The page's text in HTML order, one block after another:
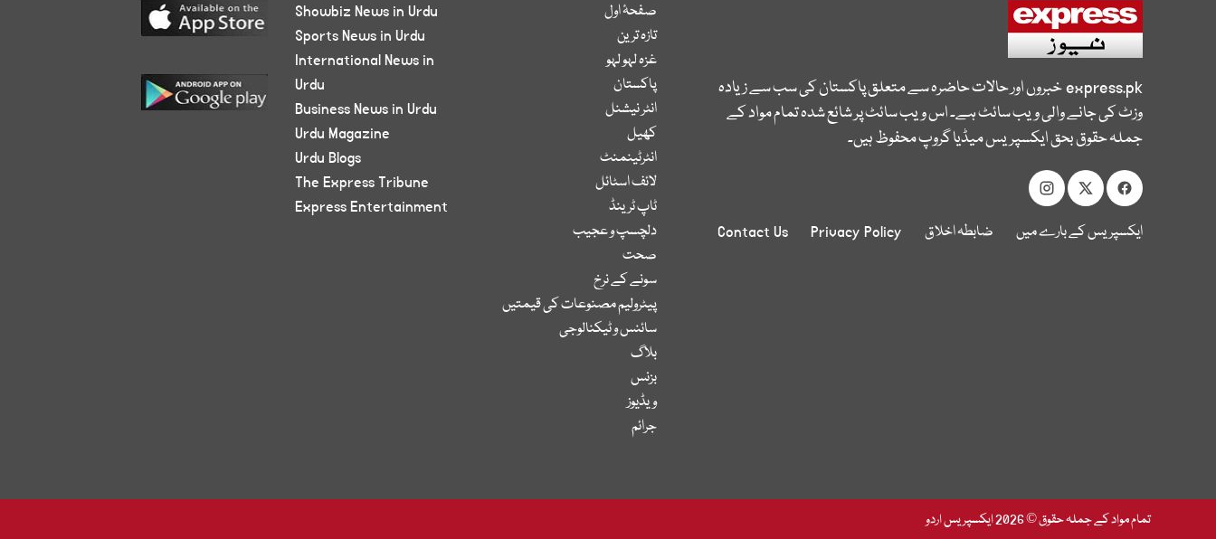
express.pkخبروں اور حالات حاضرہ سے متعلق پاکستان کی سب سے زیادہ
وزٹ کی جانے والی ویب سائٹ ہے۔ اس ویب سائٹ پر شائع شدہ تمام مواد کے
جملہ حقوق بحق ایکسپریس میڈیا گروپ محفوظ ہیں۔
ایکسپریس کے بارے میں ضابطہ اخلاق Privacy Policy
Contact Us
صفحۂ اول
تازہ ترین
غزہ لہو لہو
پاکستان
انٹر نیشنل
کھیل
انٹرٹینمنٹ
لائف اسٹائل
ٹاپ ٹرینڈ
دلچسپ و عجیب
صحت
سونے کے نرخ
پیٹرولیم مصنوعات کی قیمتیں
سائنس و ٹیکنالوجی
بلاگ
بزنس
ویڈیوز
جرائم
Showbiz News in Urdu
Sports News in Urdu
International News in
Urdu
Business News in Urdu
Urdu Magazine
Urdu Blogs
The Express Tribune
Express Entertainment
تمام مواد کے جملہ حقوق © 2026 ایکسپریس اردو